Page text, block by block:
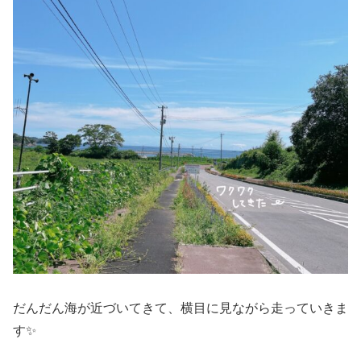
だんだん海が近づいてきて、横目に見ながら走っていきま
す✨